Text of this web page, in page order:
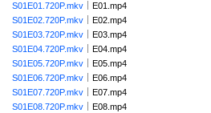
S01E01.720P.mkv ｜E01.mp4
S01E02.720P.mkv ｜E02.mp4
S01E03.720P.mkv ｜E03.mp4
S01E04.720P.mkv ｜E04.mp4
S01E05.720P.mkv ｜E05.mp4
S01E06.720P.mkv ｜E06.mp4
S01E07.720P.mkv ｜E07.mp4
S01E08.720P.mkv ｜E08.mp4